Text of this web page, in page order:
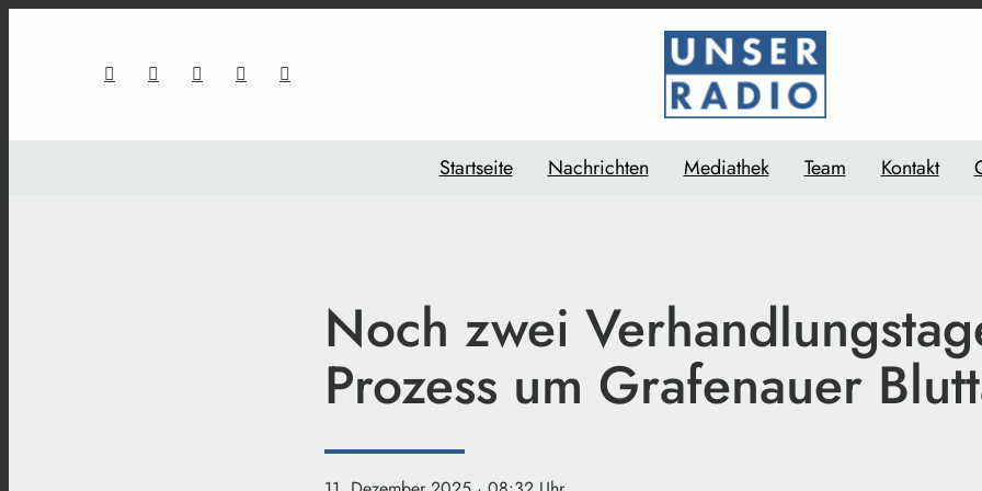
Startseite Nachrichten Mediathek Team Kontakt
Noch zwei
Prozess um Grafenauer